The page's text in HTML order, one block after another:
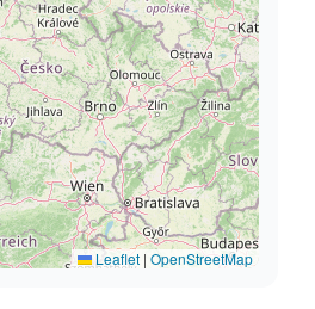
Leaflet | OpenStreetMap